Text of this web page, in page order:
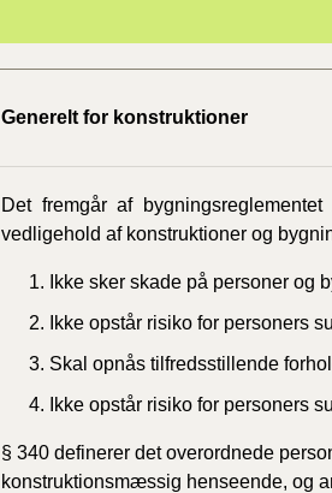
Generelt for konstruktioner
Det fremgår af
vedligehold af konstruktioner og
Ikke sker skade på personer og
Ikke opstår risiko for personers
Skal opnås tilfredsstillende
Ikke opstår risiko for personers
§ 340 definerer det overordnede
konstruktionsmæssig henseende, og